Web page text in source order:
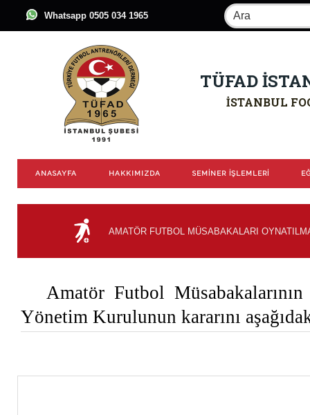
Whatsapp 0505 034 1965
TÜFAD
İSTANBUL
ANASAYFA HAKKIMIZDA SEMİNER İŞLEMLERİ
AMATÖR FUTBOL MÜSABAKALARI
Amatör Futbol
Yönetim Kurulunun kararını